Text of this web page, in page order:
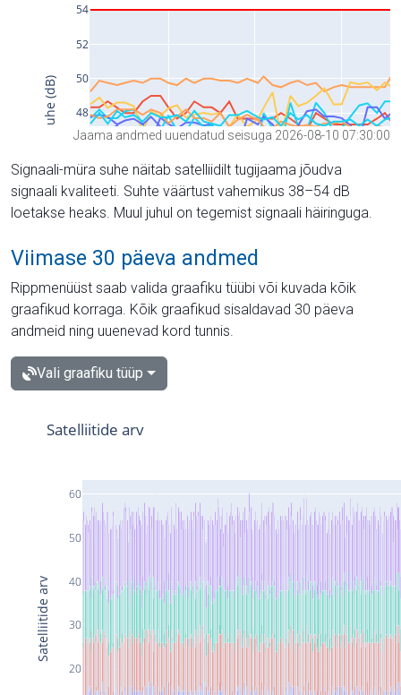
Jaama andmed uuendatud seisuga 2026-08-10 07:30:00
Signaali-müra suhe näitab satelliidilt tugijaama jõudva
signaali kvaliteeti. Suhte väärtust vahemikus 38–54 dB
loetakse heaks. Muul juhul on tegemist signaali häiringuga.
Viimase 30 päeva andmed
Rippmenüüst saab valida graafiku tüübi või kuvada kõik
graafikud korraga. Kõik graafikud sisaldavad 30 päeva
andmeid ning uuenevad kord tunnis.
Vali graafiku tüüp
20
30
40
50
60
Satelliitide arv
Satelliitide arv